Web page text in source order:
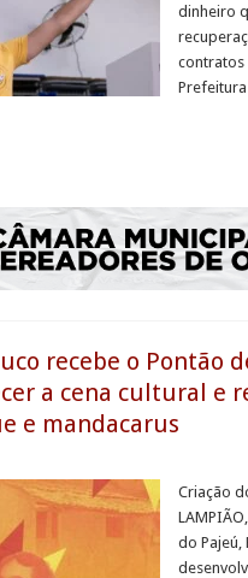
dinheiro
contratos
recebe o Pontão
a cena cultural e
e mandacarus
Criação
do Pajeú,